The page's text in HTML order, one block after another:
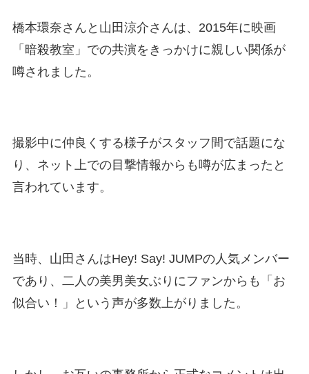
橋本環奈さんと山田涼介さんは、2015年に映画
「暗殺教室」での共演をきっかけに親しい関係が
噂されました。
撮影中に仲良くする様子がスタッフ間で話題にな
り、ネット上での目撃情報からも噂が広まったと
言われています。
当時、山田さんはHey! Say! JUMPの人気メンバー
であり、二人の美男美女ぶりにファンからも「お
似合い！」という声が多数上がりました。